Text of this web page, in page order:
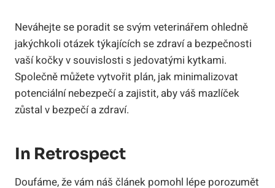
Neváhejte se poradit se svým veterinářem ohledně
jakýchkoli otázek týkajících se zdraví a bezpečnosti
vaší kočky v souvislosti s jedovatými kytkami.
Společně můžete vytvořit plán, jak minimalizovat
potenciální nebezpečí a zajistit, aby váš mazlíček
zůstal v bezpečí a zdraví.
In Retrospect
Doufáme, že vám náš článek pomohl lépe porozumět